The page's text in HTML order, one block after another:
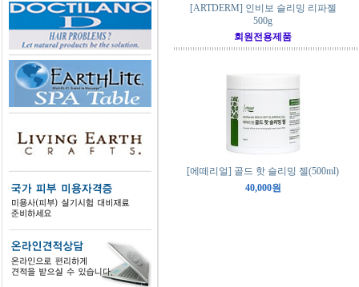
[ARTDERM] 인비보 슬리밍 리파젤
500g
회원전용제품
[에떼리얼] 골드 핫 슬리밍 젤(500ml)
40,000원